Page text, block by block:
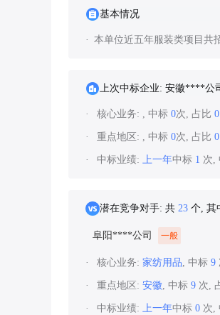
基本情况
本单位近五年服装类项目共
上次中标企业: 安徽****公
核心业务: , 中标 0次, 占比
重点地区: , 中标 0次, 占比
中标业绩: 上一年中标 1 次,
潜在竞争对手: 共 23 个, 其
阜阳****公司 一般
核心业务: 家纺用品, 中标 9
重点地区: 安徽, 中标 9 次,
中标业绩: 上一年中标 0 次,